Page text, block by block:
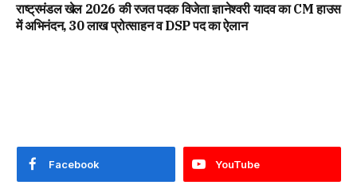
राष्ट्रमंडल खेल 2026 की रजत पदक विजेता ज्ञानेश्वरी यादव का CM हाउस
में अभिनंदन, ₹30 लाख प्रोत्साहन व DSP पद का ऐलान
Facebook YouTube